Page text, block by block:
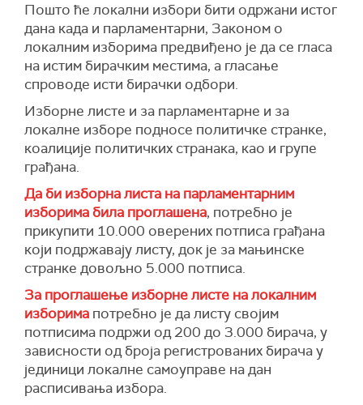
Пошто ће локални избори бити одржани истог
дана када и парламентарни, Законом о
локалним изборима предвиђено је да се гласа
на истим бирачким местима, а гласање
спроводе исти бирачки одбори.
Изборне листе и за парламентарне и за
локалне изборе подносе политичке странке,
коалиције политичких странака, као и групе
грађана.
Да би изборна листа на парламентарним
изборима била проглашена, потребно је
прикупити 10.000 оверених потписа грађана
који подржавају листу, док је за мањинске
странке довољно 5.000 потписа.
За проглашење изборне листе на локалним
изборима потребно је да листу својим
потписима подржи од 200 до 3.000 бирача, у
зависности од броја регистрованих бирача у
јединици локалне самоуправе на дан
расписивања избора.